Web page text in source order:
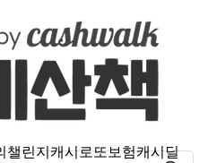
챌린지캐시로또보험캐시딜